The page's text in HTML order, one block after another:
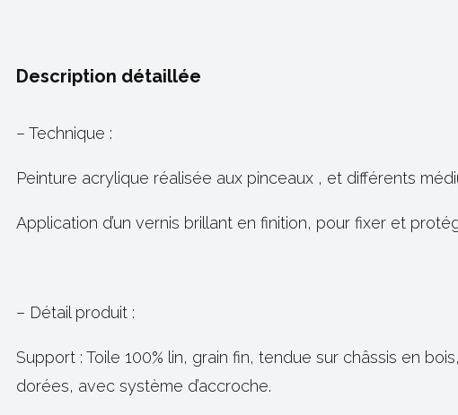
Description détaillée
– Technique :
Peinture acrylique réalisée aux pinceaux , et différents
Application d’un vernis brillant en finition, pour fixer et
– Détail produit :
Support : Toile 100% lin, grain fin, tendue sur châssis en
dorées, avec système d’accroche.